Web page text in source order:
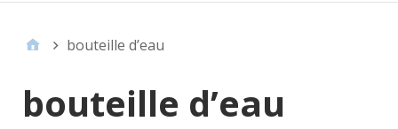
bouteille d’eau
bouteille d’eau